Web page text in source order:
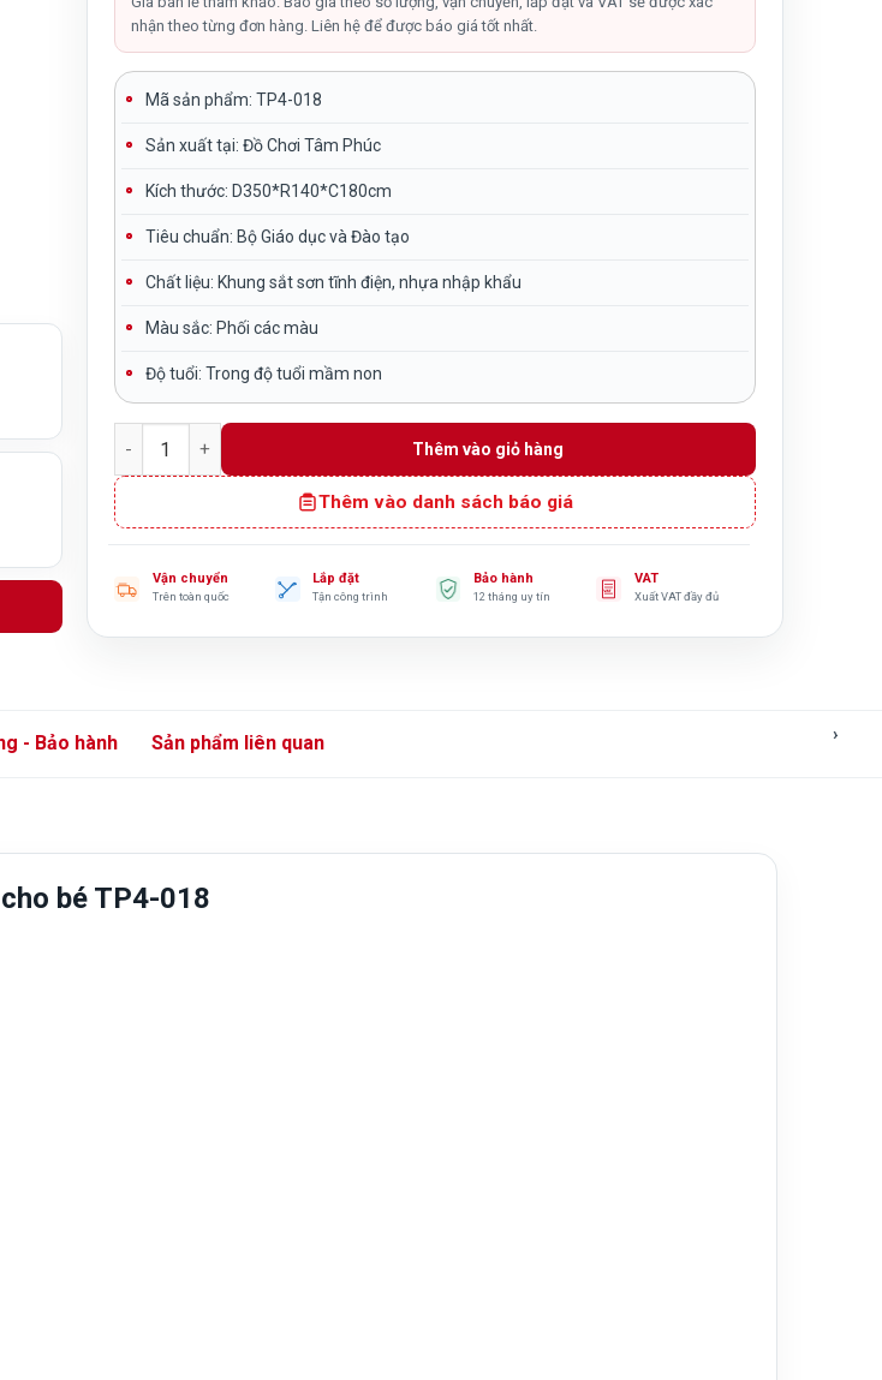
11,000,000₫.là:
9,900,000₫.
nhận theo từng đơn hàng. Liên hệ để được báo giá tốt nhất.
Mã sản phẩm: TP4-018
Sản xuất tại: Đồ Chơi Tâm Phúc
Kích thước: D350*R140*C180cm
Tiêu chuẩn: Bộ Giáo dục và Đào tạo
Chất liệu: Khung sắt sơn tĩnh điện, nhựa nhập khẩu
Màu sắc: Phối các màu
Độ tuổi: Trong độ tuổi mầm non
Xích đu ngoài trời khung chữ U ghế dập cho bé TP4-018 số lượng
Thêm vào giỏ hàng
Thêm vào danh sách báo giá
Vận chuyển
Trên toàn quốc
Lắp đặt
Tận công trình
Bảo hành
12 tháng uy tín
VAT
Xuất VAT đầy đủ
- Bảo hành Sản phẩm liên quan ›
bé TP4-018